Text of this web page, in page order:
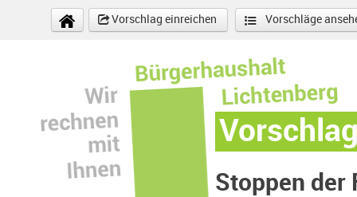
Direkt zum Inhalt
Vorschlag einreichen
Vorschläge
Stoppen der